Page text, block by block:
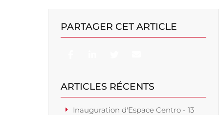
PARTAGER CET ARTICLE
ARTICLES RÉCENTS
Inauguration d'Espace Centro - 13